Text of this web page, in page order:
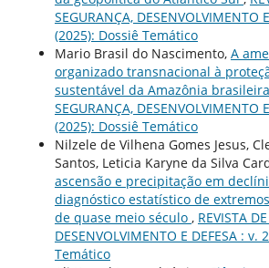
SEGURANÇA, DESENVOLVIMENTO
(2025): Dossiê Temático
Mario Brasil do Nascimento, A
organizado transnacional à
sustentável da Amazônia brasileira
SEGURANÇA, DESENVOLVIMENTO
(2025): Dossiê Temático
Nilzele de Vilhena Gomes Jesus,
Santos, Leticia Karyne da Silva
ascensão e precipitação em
diagnóstico estatístico de
de quase meio século , REVISTA
DESENVOLVIMENTO E DEFESA :
Temático